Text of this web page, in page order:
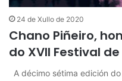
24 de Xullo de 2020
Chano Piñeiro,
do XVII Festival
A décimo sétima edición